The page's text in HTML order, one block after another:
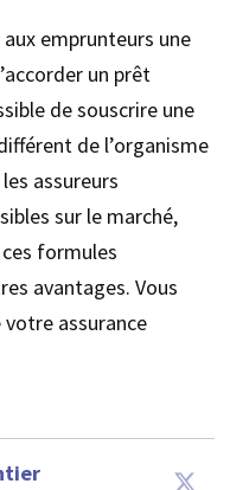
emprunteurs une
un prêt
de souscrire une
de l’organisme
assureurs
sur le marché,
formules
avantages. Vous
assurance